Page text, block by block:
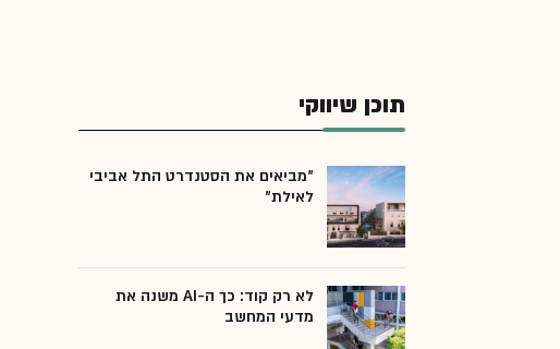
תוכן שיווקי
"מביאים את הסטנדרט התל אביבי
לאילת"
לא רק קוד: כך ה-AI משנה את
מדעי המחשב